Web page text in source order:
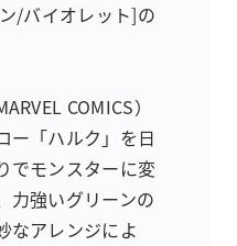
/バイオレット]の
COMICS）
ー「ハルク」を日
でモンスターに変
力強いグリーンの
なアレンジによ